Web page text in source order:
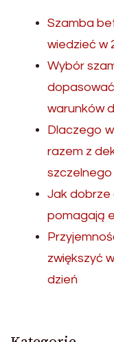
Szamba
wiedzieć w
Wybór
warunków
Dlaczego
razem z
Jak dobrze
pomagają
zwiększyć
dzień